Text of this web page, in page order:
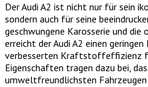
Der Audi A2 ist nicht nur für sein
sondern auch für seine
geschwungene Karosserie und
erreicht der Audi A2 einen
verbesserten Kraftstoffeffizienz
Eigenschaften tragen dazu bei,
umweltfreundlichsten